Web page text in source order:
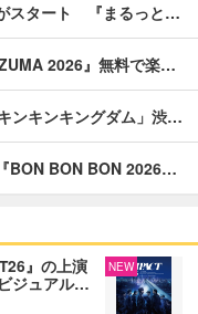
スタート 『まるっと…
2026』無料で楽…
ンキンキングダム」渋…
BON BON BON 2026…
』の上演
ジュアル…
NEW